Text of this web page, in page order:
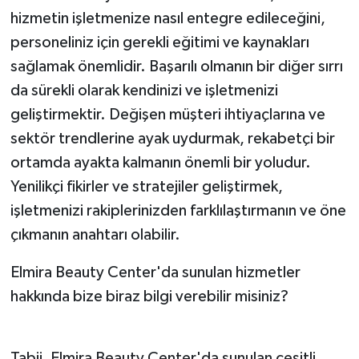
hizmetin işletmenize nasıl entegre edileceğini,
personeliniz için gerekli eğitimi ve kaynakları
sağlamak önemlidir. Başarılı olmanın bir diğer sırrı
da sürekli olarak kendinizi ve işletmenizi
geliştirmektir. Değişen müşteri ihtiyaçlarına ve
sektör trendlerine ayak uydurmak, rekabetçi bir
ortamda ayakta kalmanın önemli bir yoludur.
Yenilikçi fikirler ve stratejiler geliştirmek,
işletmenizi rakiplerinizden farklılaştırmanın ve öne
çıkmanın anahtarı olabilir.
Elmira Beauty Center'da sunulan hizmetler
hakkında bize biraz bilgi verebilir misiniz?